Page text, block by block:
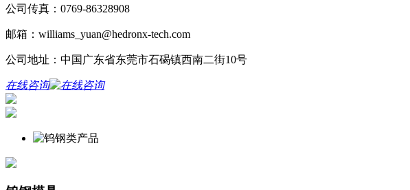
公司传真：0769-86328908
邮箱：williams_yuan@hedronx-tech.com
公司地址：中国广东省东莞市石碣镇西南二街10号
在线咨询